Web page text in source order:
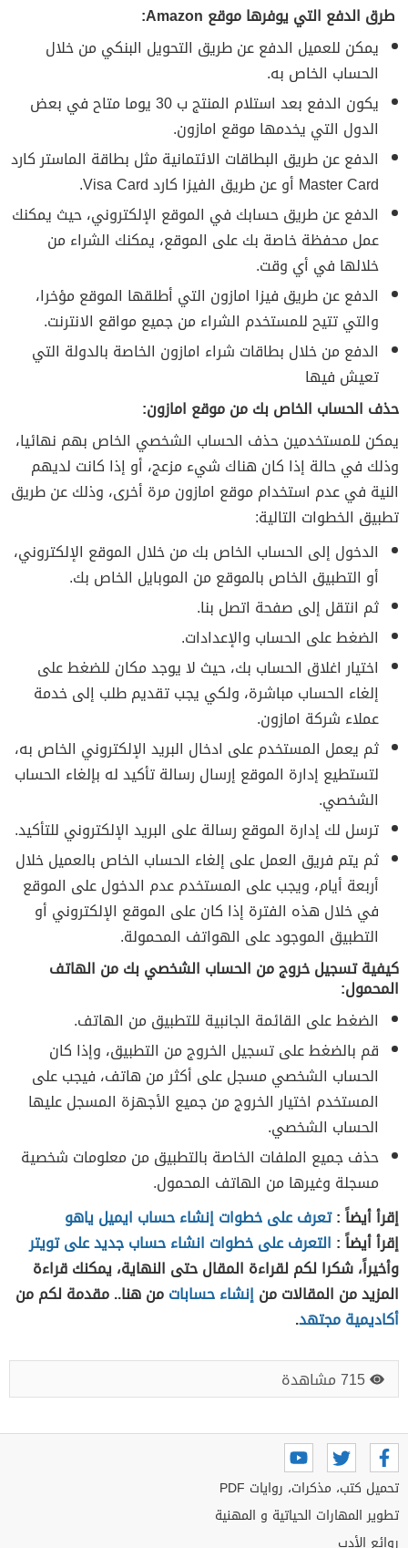
طرق الدفع التي يوفرها موقع Amazon:
يمكن للعميل الدفع عن طريق التحويل البنكي من خلال
الحساب الخاص به.
يكون الدفع بعد استلام المنتج ب 30 يوما متاح في بعض
الدول التي يخدمها موقع امازون.
الدفع عن طريق البطاقات الائتمانية مثل بطاقة الماستر كارد
Master Card أو عن طريق الفيزا كارد Visa Card.
الدفع عن طريق حسابك في الموقع الإلكتروني، حيث يمكنك
عمل محفظة خاصة بك على الموقع، يمكنك الشراء من
خلالها في أي وقت.
الدفع عن طريق فيزا امازون التي أطلقها الموقع مؤخرا،
والتي تتيح للمستخدم الشراء من جميع مواقع الانترنت.
الدفع من خلال بطاقات شراء امازون الخاصة بالدولة التي
تعيش فيها
حذف الحساب الخاص بك من موقع امازون:
يمكن للمستخدمين حذف الحساب الشخصي الخاص بهم نهائيا،
وذلك في حالة إذا كان هناك شيء مزعج، أو إذا كانت لديهم
النية في عدم استخدام موقع امازون مرة أخرى، وذلك عن طريق
تطبيق الخطوات التالية:
الدخول إلى الحساب الخاص بك من خلال الموقع الإلكتروني،
أو التطبيق الخاص بالموقع من الموبايل الخاص بك.
ثم انتقل إلى صفحة اتصل بنا.
الضغط على الحساب والإعدادات.
اختيار اغلاق الحساب بك، حيث لا يوجد مكان للضغط على
إلغاء الحساب مباشرة، ولكي يجب تقديم طلب إلى خدمة
عملاء شركة امازون.
ثم يعمل المستخدم على ادخال البريد الإلكتروني الخاص به،
لتستطيع إدارة الموقع إرسال رسالة تأكيد له بإلغاء الحساب
الشخصي.
ترسل لك إدارة الموقع رسالة على البريد الإلكتروني للتأكيد.
ثم يتم فريق العمل على إلغاء الحساب الخاص بالعميل خلال
أربعة أيام، ويجب على المستخدم عدم الدخول على الموقع
في خلال هذه الفترة إذا كان على الموقع الإلكتروني أو
التطبيق الموجود على الهواتف المحمولة.
كيفية تسجيل خروج من الحساب الشخصي بك من الهاتف
المحمول:
الضغط على القائمة الجانبية للتطبيق من الهاتف.
قم بالضغط على تسجيل الخروج من التطبيق، وإذا كان
الحساب الشخصي مسجل على أكثر من هاتف، فيجب على
المستخدم اختيار الخروج من جميع الأجهزة المسجل عليها
الحساب الشخصي.
حذف جميع الملفات الخاصة بالتطبيق من معلومات شخصية
مسجلة وغيرها من الهاتف المحمول.
إقرأ أيضاً :تعرف على خطوات إنشاء حساب ايميل ياهو
إقرأ أيضاً : التعرف على خطوات انشاء حساب جديد على تويتر
وأخيراً، شكرا لكم لقراءة المقال حتى النهاية، يمكنك قراءة
المزيد من المقالات منإنشاء حساباتمن هنا.. مقدمة لكم من
أكاديمية مجتهد.
715 مشاهدة
تحميل كتب، مذكرات، روايات PDF
تطوير المهارات الحياتية و المهنية